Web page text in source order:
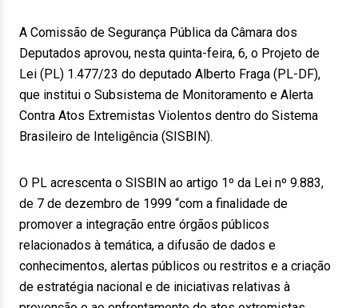
A Comissão de Segurança Pública da Câmara dos
Deputados aprovou, nesta quinta-feira, 6, o Projeto de
Lei (PL) 1.477/23 do deputado Alberto Fraga (PL-DF),
que institui o Subsistema de Monitoramento e Alerta
Contra Atos Extremistas Violentos dentro do Sistema
Brasileiro de Inteligência (SISBIN).
O PL acrescenta o SISBIN ao artigo 1º da Lei nº 9.883,
de 7 de dezembro de 1999 “com a finalidade de
promover a integração entre órgãos públicos
relacionados à temática, a difusão de dados e
conhecimentos, alertas públicos ou restritos e a criação
de estratégia nacional e de iniciativas relativas à